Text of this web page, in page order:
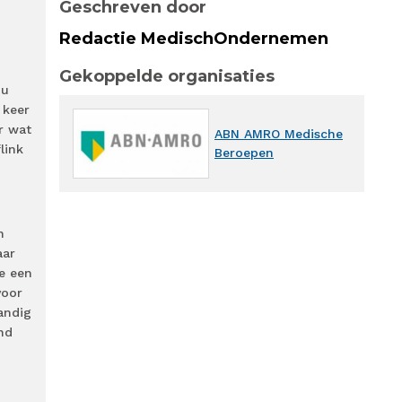
wat
een
Geschreven door
Redactie MedischOndernemen
Gekoppelde organisaties
ABN AMRO Medische
Beroepen